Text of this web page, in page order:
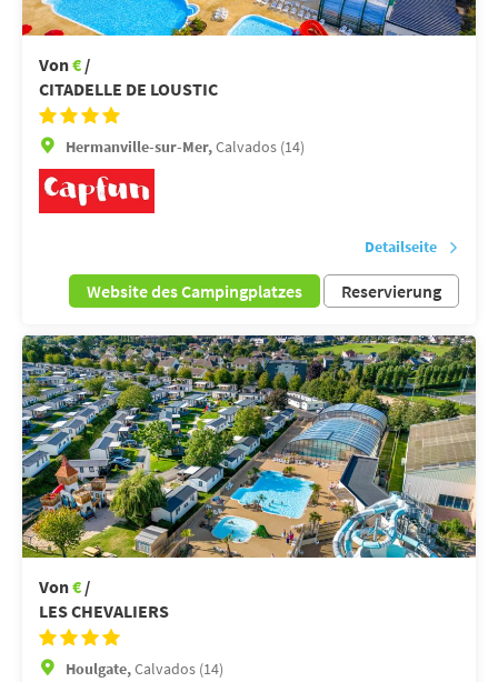
Von€ /
CITADELLE DE LOUSTIC
Hermanville-sur-Mer,Calvados (14)
Detailseite
Website des Campingplatzes Reservierung
Von€ /
LES CHEVALIERS
Houlgate,Calvados (14)